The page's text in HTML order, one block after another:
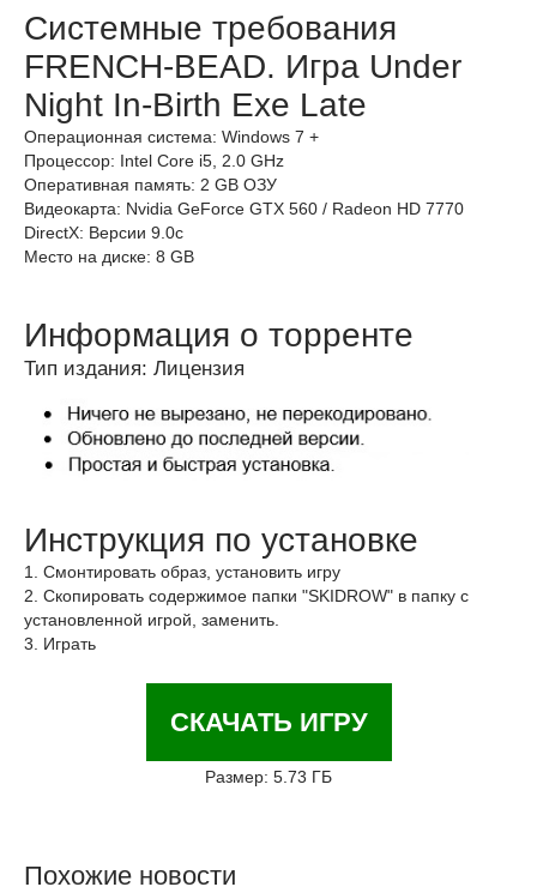
Системные требования
FRENCH-BEAD. Игра Under
Night In-Birth Exe Late
Операционная система: Windows 7 +
Процессор: Intel Core i5, 2.0 GHz
Оперативная память: 2 GB ОЗУ
Видеокарта: Nvidia GeForce GTX 560 / Radeon HD 7770
DirectX: Версии 9.0c
Место на диске: 8 GB
Информация о торренте
Тип издания: Лицензия
Инструкция по установке
1. Смонтировать образ, установить игру
2. Скопировать содержимое папки "SKIDROW" в папку с
установленной игрой, заменить.
3. Играть
СКАЧАТЬ ИГРУ
Размер: 5.73 ГБ
Похожие новости